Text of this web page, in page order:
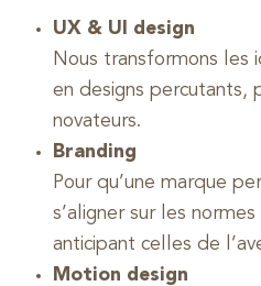
UX & UI design
Nous transformons les
en designs percutants,
novateurs.
Branding
Pour qu’une marque
s’aligner sur les
anticipant celles de
Motion design